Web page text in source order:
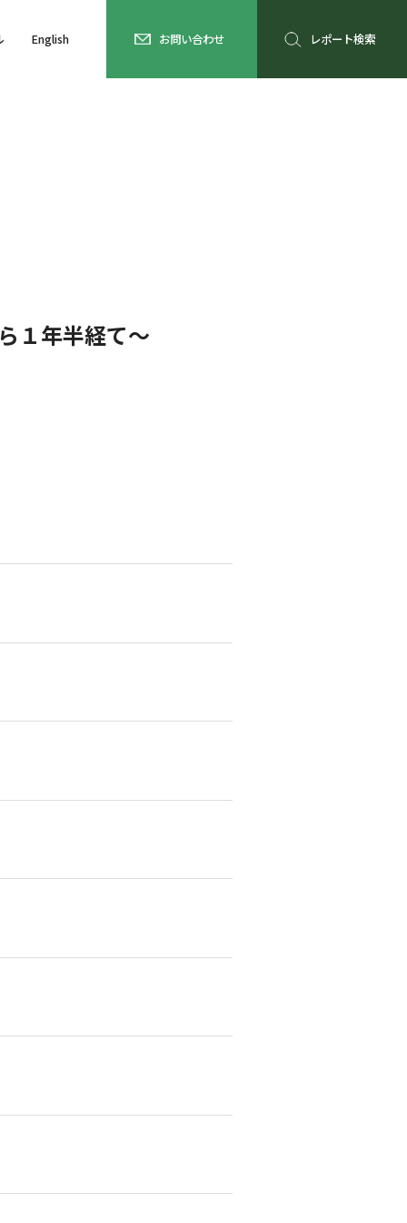
English お問い合わせ レポート検索
１年半経て～